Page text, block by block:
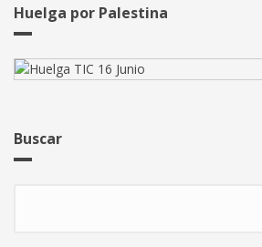
de
en
Huelga por Palestina
Buscar